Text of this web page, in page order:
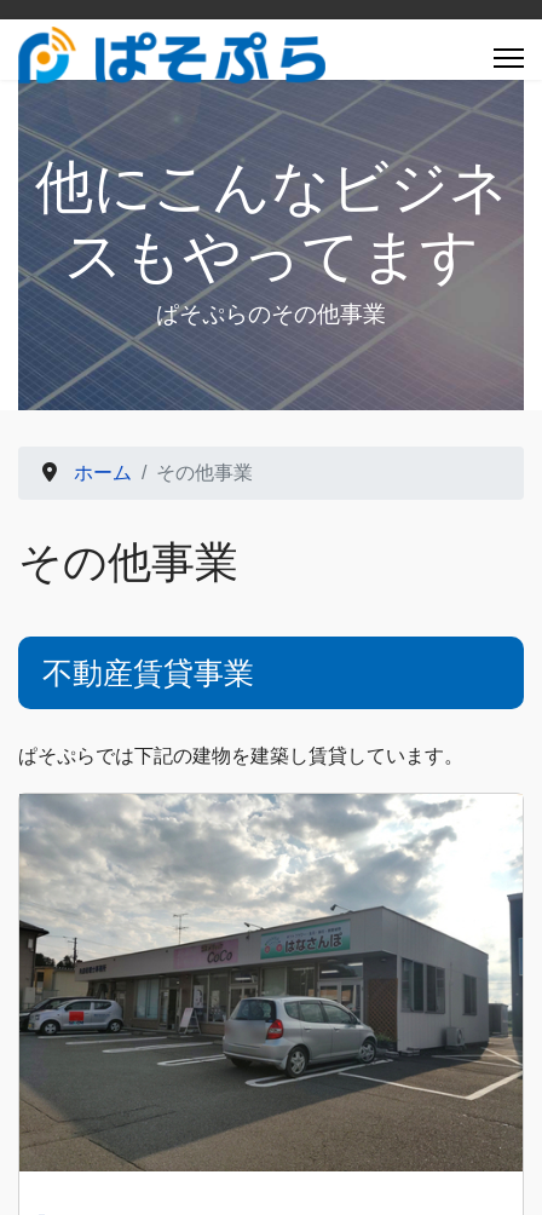
他にこんなビジネ
スもやってます
ぱそぷらのその他事業
ホーム その他事業
その他事業
不動産賃貸事業
ぱそぷらでは下記の建物を建築し賃貸しています。